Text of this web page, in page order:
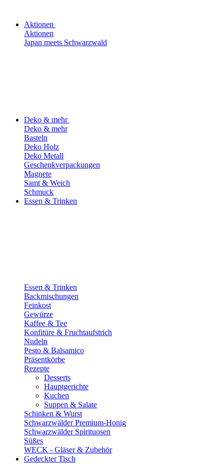
Aktionen
Aktionen
Japan meets Schwarzwald
Deko & mehr
Deko & mehr
Basteln
Deko Holz
Deko Metall
Geschenkverpackungen
Magnete
Samt & Weich
Schmuck
Essen & Trinken
Essen & Trinken
Backmischungen
Feinkost
Gewürze
Kaffee & Tee
Konfitüre & Fruchtaufstrich
Nudeln
Pesto & Balsamico
Präsentkörbe
Rezepte
Desserts
Hauptgerichte
Kuchen
Suppen & Salate
Schinken & Wurst
Schwarzwälder Premium-Honig
Schwarzwälder Spirituosen
Süßes
WECK - Gläser & Zubehör
Gedeckter Tisch